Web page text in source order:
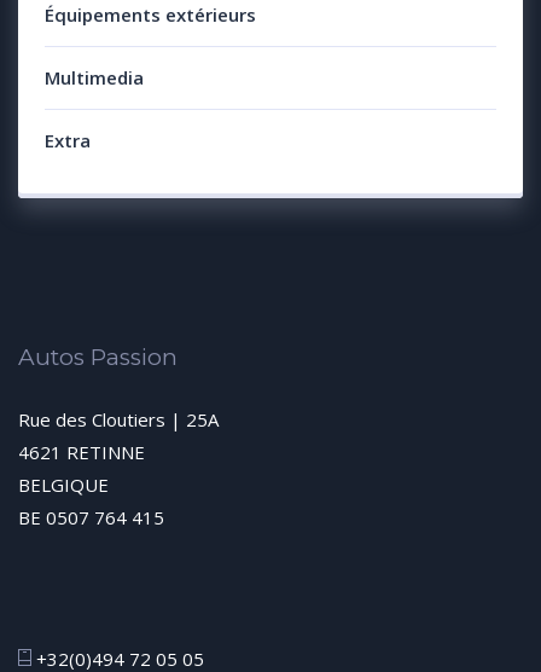
Équipements extérieurs
Multimedia
Extra
Autos Passion
Rue des Cloutiers | 25A
4621 RETINNE
BELGIQUE
BE 0507 764 415
+32(0)494 72 05 05